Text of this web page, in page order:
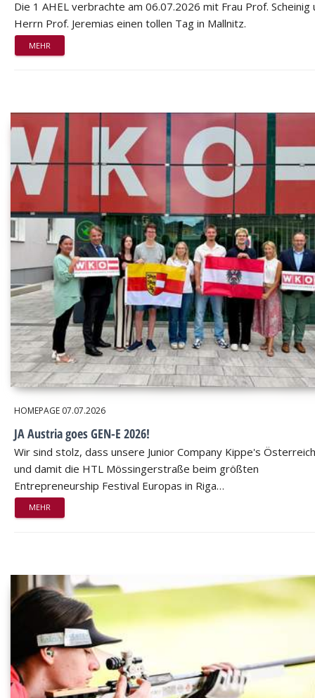
Die 1 AHEL verbrachte am 06.07.2026 mit Frau Prof. Scheinig
Herrn Prof. Jeremias einen tollen Tag in Mallnitz.
MEHR
HOMEPAGE 07.07.2026
JA Austria goes GEN-E 2026!
Wir sind stolz, dass unsere Junior Company Kippe's Österreich
und damit die HTL Mössingerstraße beim größten
Entrepreneurship Festival Europas in Riga…
MEHR